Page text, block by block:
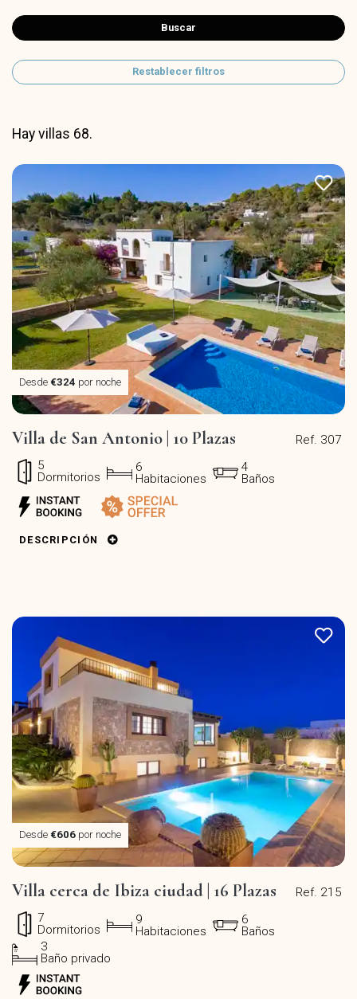
Buscar
Restablecer filtros
Hay villas 68.
Desde €324 por noche
Ref. 307
Villa de San Antonio | 10 Plazas
5
Dormitorios
6
Habitaciones
4
Baños
DESCRIPCIÓN
Desde €606 por noche
Ref. 215
Villa cerca de Ibiza ciudad | 16 Plazas
7
Dormitorios
9
Habitaciones
6
Baños
3
Baño privado